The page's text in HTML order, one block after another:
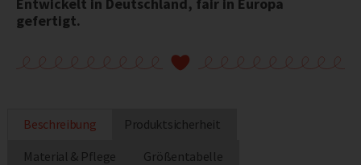
Entwickelt in Deutschland, fair in Europa
gefertigt.
Beschreibung
Produktsicherheit
Material & Pflege
Größentabelle